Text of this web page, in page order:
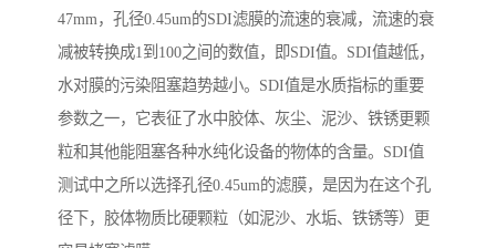
47mm，孔径0.45um的SDI滤膜的流速的衰减，流速的衰
减被转换成1到100之间的数值，即SDI值。SDI值越低，
水对膜的污染阻塞趋势越小。SDI值是水质指标的重要
参数之一，它表征了水中胶体、灰尘、泥沙、铁锈更颗
粒和其他能阻塞各种水纯化设备的物体的含量。SDI值
测试中之所以选择孔径0.45um的滤膜，是因为在这个孔
径下，胶体物质比硬颗粒（如泥沙、水垢、铁锈等）更